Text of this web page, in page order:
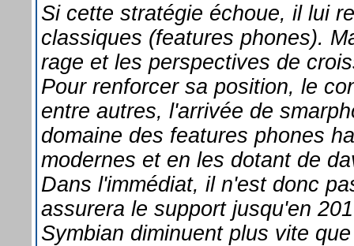
Si cette stratégie échoue, il lui
classiques (features phones).
rage et les perspectives de
Pour renforcer sa position, le
entre autres, l'arrivée de
domaine des features phones
modernes et en les dotant de
Dans l'immédiat, il n'est donc
assurera le support jusqu'en
Symbian diminuent plus vite